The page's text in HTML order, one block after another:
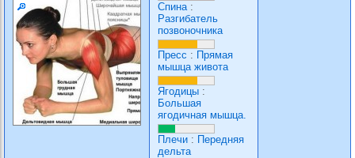
Спина:
Разгибатель
позвоночника
Пресс : Прямая
мышца живота
Ягодицы :
Большая
ягодичная мышца.
Плечи : Передняя
дельта